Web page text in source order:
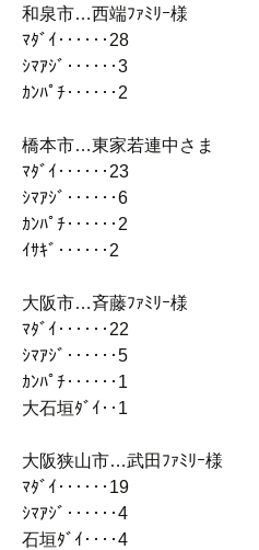
和泉市…西端ﾌｧﾐﾘｰ様
ﾏﾀﾞｲ‥‥‥28
ｼﾏｱｼﾞ‥‥‥3
ｶﾝﾊﾟﾁ‥‥‥2
橋本市…東家若連中さま
ﾏﾀﾞｲ‥‥‥23
ｼﾏｱｼﾞ‥‥‥6
ｶﾝﾊﾟﾁ‥‥‥2
ｲｻｷﾞ‥‥‥2
大阪市…斉藤ﾌｧﾐﾘｰ様
ﾏﾀﾞｲ‥‥‥22
ｼﾏｱｼﾞ‥‥‥5
ｶﾝﾊﾟﾁ‥‥‥1
大石垣ﾀﾞｲ‥1
大阪狭山市…武田ﾌｧﾐﾘｰ様
ﾏﾀﾞｲ‥‥‥19
ｼﾏｱｼﾞ‥‥‥4
石垣ﾀﾞｲ‥‥4